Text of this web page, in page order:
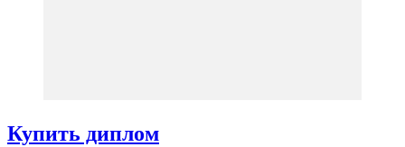
Купить диплом